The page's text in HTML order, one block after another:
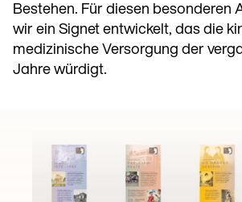
Bestehen. Für diesen besonderen
wir ein Signet entwickelt, das die
medizinische Versorgung der
Jahre würdigt.